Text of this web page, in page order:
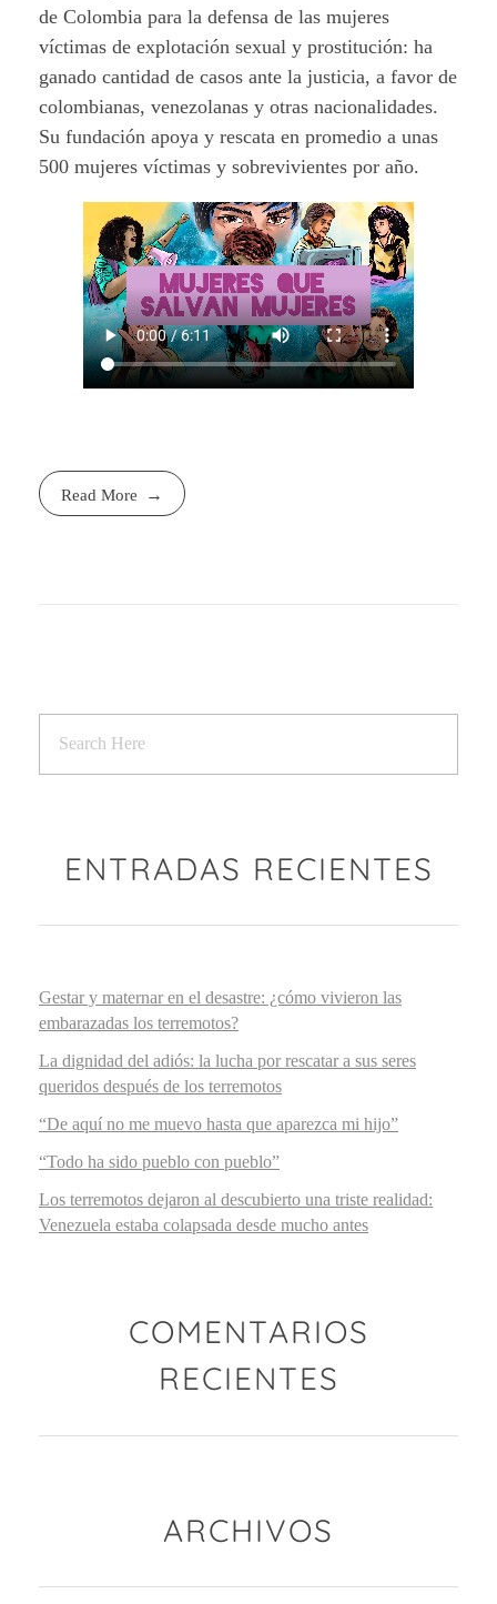
de Colombia para la defensa de las mujeres
víctimas de explotación sexual y prostitución: ha
ganado cantidad de casos ante la justicia, a favor de
colombianas, venezolanas y otras nacionalidades.
Su fundación apoya y rescata en promedio a unas
500 mujeres víctimas y sobrevivientes por año.
Read More
ENTRADAS RECIENTES
Gestar y maternar en el desastre: ¿cómo vivieron las
embarazadas los terremotos?
La dignidad del adiós: la lucha por rescatar a sus seres
queridos después de los terremotos
“De aquí no me muevo hasta que aparezca mi hijo”
“Todo ha sido pueblo con pueblo”
Los terremotos dejaron al descubierto una triste realidad:
Venezuela estaba colapsada desde mucho antes
COMENTARIOS
RECIENTES
ARCHIVOS